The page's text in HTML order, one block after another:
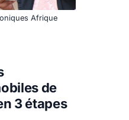
Afrique
de
3 étapes